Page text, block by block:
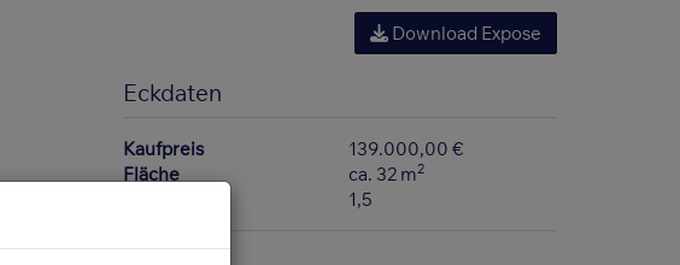
Download Expose
Eckdaten
Kaufpreis
139.000,00 €
Fläche
ca. 32 m2
1,5